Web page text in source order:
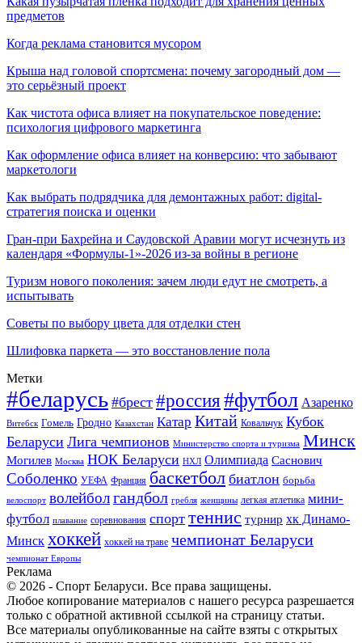
предметов
Когда реклама становится мусором
Крыша над головой спортсмена: почему загородный дом —
это серьёзный проект
Как чистота офиса влияет на покупательское поведение:
психология цифрового маркетинга
Как оформление офиса влияет на конверсию: что забывают
маркетологи
Как выбрать подрядчика для демонтажных работ: digital-
стратегия поиска и оценки
Гран-при Бахрейна и Саудовской Аравии могут исчезнуть из
календаря «Формулы-1»-2026 из-за войны в регионе
Туризм нового поколения: зачем люди едут не смотреть, а
испытывать
Советы по выбору цвета для отделки стен
Шлифовка паркета — это восстановление пола
Метки
#беларусь #брест #россия#футбол Азаренко
Витебск Гомель Гродно Казахстан Катар Китай Ковальчук Кубок
Беларуси Лига чемпионов Министерство спорта и туризма Минск
Могилев Москва НОК Беларуси НХЛ Олимпиада Саснович
Соболенко УЕФА Франция баскетбол биатлон борьба
велоспорт волейболгандбол гребля женщины легкая атлетика мини-
футбол плавание соревнования спорт теннис турнир хк Динамо-
Минск хоккей хоккей на траве чемпионат Беларуси
чемпионат Европы
Реклама
© 2026 - Спорт Беларуси. Все права защищены.
Любое копирование материалов с нашего ресурса разрешается
только с обратной активной ссылкой на страницу статьи.
Все материалы опубликованные на сайте взяты с открытых